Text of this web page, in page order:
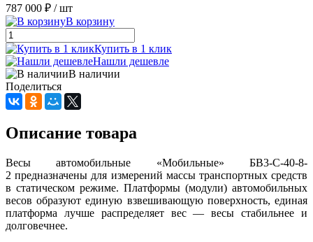
787 000 ₽ / шт
В корзину
Купить в 1 клик
Нашли дешевле
В наличии
Поделиться
Описание товара
Весы автомобильные «Мобильные» БВ3-С-40-8-
2 предназначены для измерений массы транспортных средств
в статическом режиме. Платформы (модули) автомобильных
весов образуют единую взвешивающую поверхность, единая
платформа лучше распределяет вес — весы стабильнее и
долговечнее.